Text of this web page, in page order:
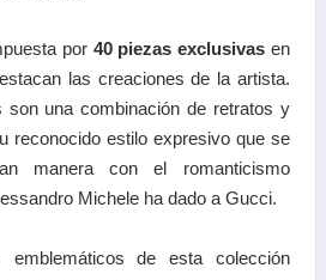
por 40 piezas exclusivasen
las creaciones de la artista.
son una combinación de retratos y
reconocido estilo expresivo que se
manera con el romanticismo
Michele ha dado a Gucci.
emblemáticos de esta colección